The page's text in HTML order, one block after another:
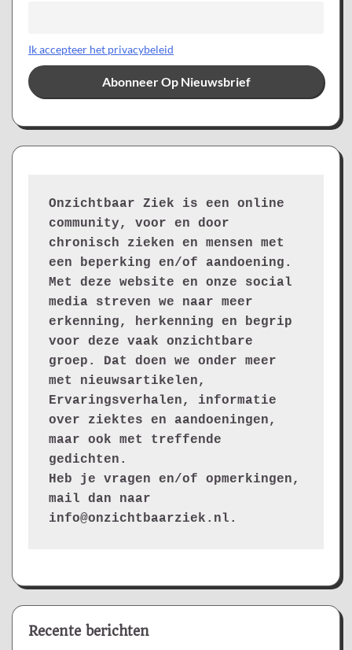
Ik accepteer het privacybeleid
Onzichtbaar Ziek is een online
community, voor en door
chronisch zieken en mensen met
een beperking en/of aandoening.
Met deze website en onze social
media streven we naar meer
erkenning, herkenning en begrip
voor deze vaak onzichtbare
groep. Dat doen we onder meer
met nieuwsartikelen,
Ervaringsverhalen, informatie
over ziektes en aandoeningen,
maar ook met treffende
gedichten.
Heb je vragen en/of opmerkingen,
mail dan naar
info@onzichtbaarziek.nl.
Recente berichten